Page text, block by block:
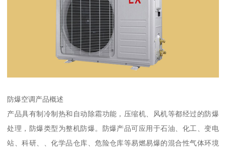
防爆空调产品概述
产品具有制冷制热和自动除霜功能，压缩机、风机等都经过的防爆
处理，防爆类型为整机防爆。防爆产品可应用于石油、化工、变电
站、科研、、化学品仓库、危险仓库等易燃易爆的混合性气体环境